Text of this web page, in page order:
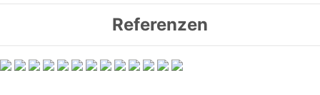
Referenzen